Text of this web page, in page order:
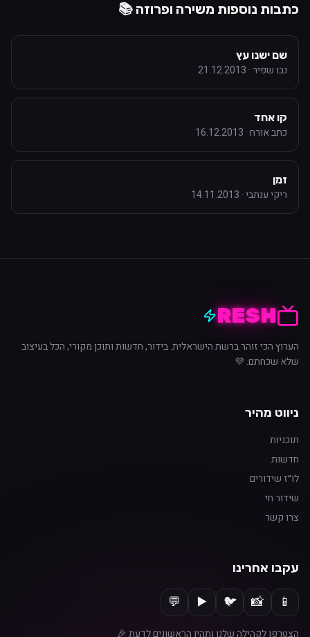
כתבות נוספות משירה ופרוזה 📚
שם ישנו עץ
נבו שפיר·
21.12.2013
קו אחד
כתב אורח·
16.12.2013
זמן
ריקי ענתבי·
14.11.2013
RESH
הערוץ הכי זוהר ברשת הישראלית. בידור, חדשות ותוכן מקורי, הכל בעיצוב
שלא שכחתם. 💜
ניווט מהיר
תוכניות
חדשות
לו״ז שידורים
שידור חי
צרו קשר
עקבו אחרינו
📱
📸
🐦
▶️
💬
הצטרפו לקהילה שלנו ותהיו הראשונים לדעת 🎉